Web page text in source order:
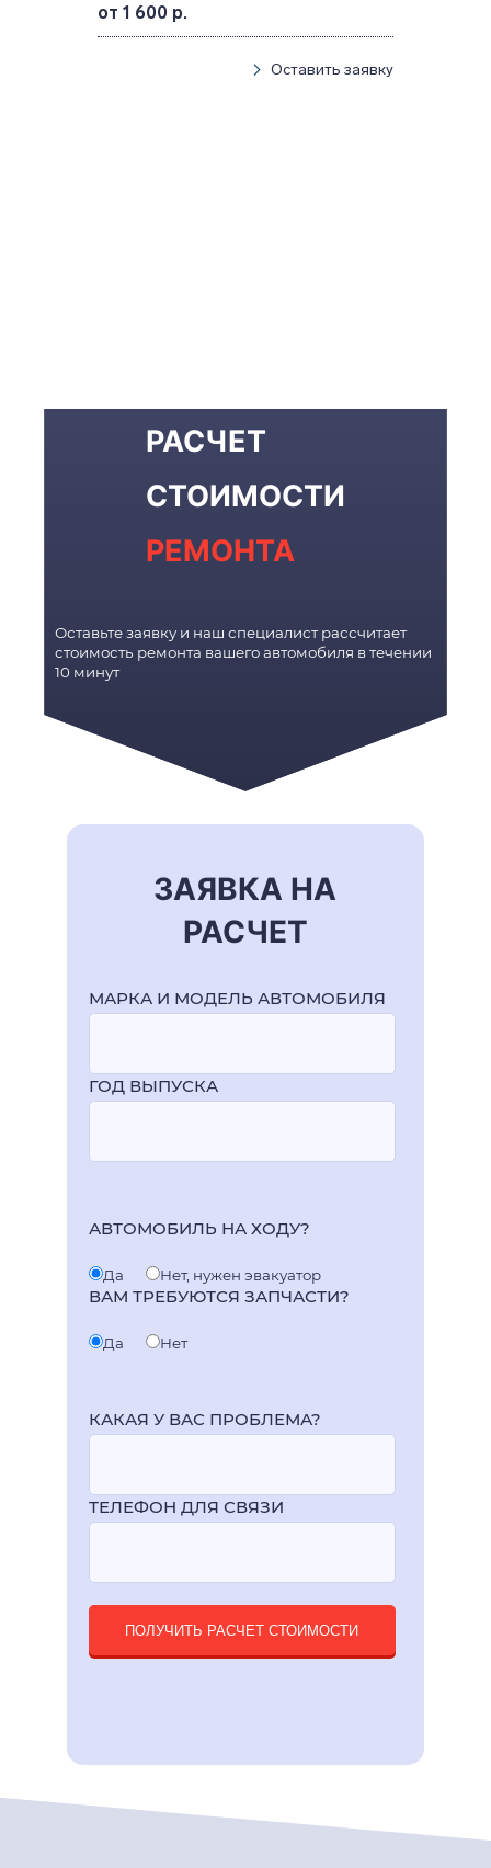
от 1 600 р.
Оставить заявку
РАСЧЕТ
СТОИМОСТИ
РЕМОНТА
Оставьте заявку и наш специалист рассчитает
стоимость ремонта вашего автомобиля в течении
10 минут
ЗАЯВКА НА
РАСЧЕТ
МАРКА И МОДЕЛЬ АВТОМОБИЛЯ
ГОД ВЫПУСКА
АВТОМОБИЛЬ НА ХОДУ?
Да Нет, нужен эвакуатор
ВАМ ТРЕБУЮТСЯ ЗАПЧАСТИ?
Да Нет
КАКАЯ У ВАС ПРОБЛЕМА?
ТЕЛЕФОН ДЛЯ СВЯЗИ
ПОЛУЧИТЬ РАСЧЕТ СТОИМОСТИ